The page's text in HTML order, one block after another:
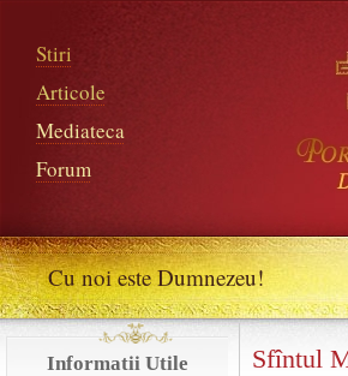
Stiri
Articole
Mediateca
Forum
Cu noi este Dumnezeu!
Informatii Utile Sfîntul